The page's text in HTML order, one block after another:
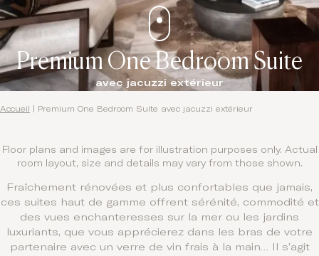
Premium One Bedroom Suite
avec jacuzzi extérieur
Accueil Premium One Bedroom Suite avec jacuzzi extérieur
Floor plans and images are for illustration purposes only. Actual
room layout, size and details may vary from those shown.
Fraîchement rénovées et plus confortables que jamais,
ces suites haut de gamme offrent sérénité, commodité et
des vues enchanteresses sur la mer ou les jardins
luxuriants, que vous apprécierez dans les bras de votre
partenaire avec un verre de vin frais à la main… Il s’agit